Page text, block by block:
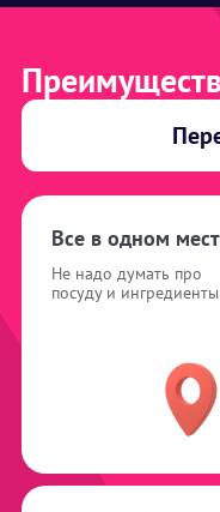
Все в одном
Не надо думать про
посуду и ингредиенты